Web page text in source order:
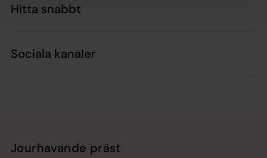
Hitta snabbt
Sociala kanaler
Jourhavande präst